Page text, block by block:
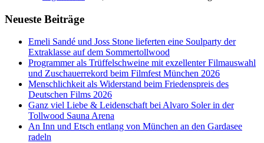
Neueste Beiträge
Emeli Sandé und Joss Stone lieferten eine Soulparty der
Extraklasse auf dem Sommertollwood
Programmer als Trüffelschweine mit exzellenter Filmauswahl
und Zuschauerrekord beim Filmfest München 2026
Menschlichkeit als Widerstand beim Friedenspreis des
Deutschen Films 2026
Ganz viel Liebe & Leidenschaft bei Alvaro Soler in der
Tollwood Sauna Arena
An Inn und Etsch entlang von München an den Gardasee
radeln